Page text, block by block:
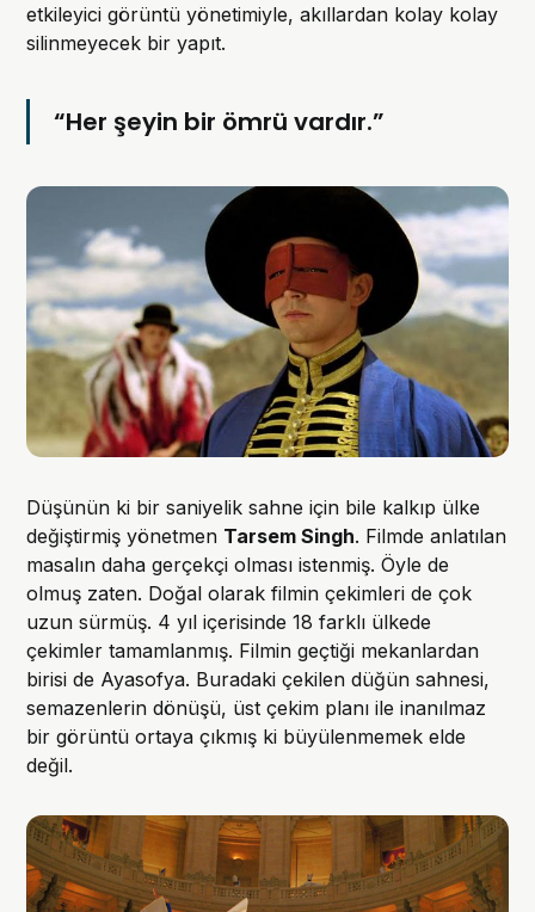
etkileyici görüntü yönetimiyle, akıllardan kolay kolay
silinmeyecek bir yapıt.
“Her şeyin bir ömrü vardır.”
Düşünün ki bir saniyelik sahne için bile kalkıp ülke
değiştirmiş yönetmen Tarsem Singh. Filmde anlatılan
masalın daha gerçekçi olması istenmiş. Öyle de
olmuş zaten. Doğal olarak filmin çekimleri de çok
uzun sürmüş. 4 yıl içerisinde 18 farklı ülkede
çekimler tamamlanmış. Filmin geçtiği mekanlardan
birisi de Ayasofya. Buradaki çekilen düğün sahnesi,
semazenlerin dönüşü, üst çekim planı ile inanılmaz
bir görüntü ortaya çıkmış ki büyülenmemek elde
değil.